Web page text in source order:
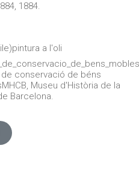
1884.
a l'oli
conservació de béns
Museu d'Història de la
Barcelona.